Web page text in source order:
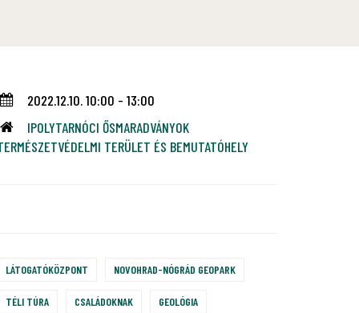
2022.12.10. 10:00 - 13:00
IPOLYTARNÓCI ŐSMARADVÁNYOK
TERÜLET ÉS BEMUTATÓHELY
LÁTOGATÓKÖZPONT NOVOHRAD-NÓGRÁD GEOPARK
TÉLI TÚRA CSALÁDOKNAK GEOLÓGIA